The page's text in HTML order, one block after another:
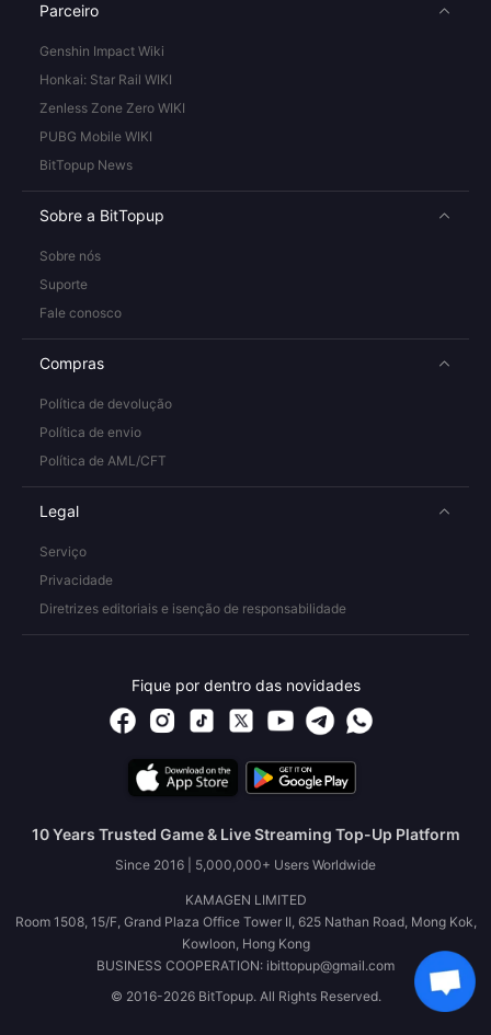
Parceiro
Genshin Impact Wiki
Honkai: Star Rail WIKI
Zenless Zone Zero WIKI
PUBG Mobile WIKI
BitTopup News
Sobre a BitTopup
Sobre nós
Suporte
Fale conosco
Compras
Política de devolução
Política de envio
Política de AML/CFT
Legal
Serviço
Privacidade
Diretrizes editoriais e isenção de responsabilidade
Fique por dentro das novidades
10 Years Trusted Game & Live Streaming Top-Up Platform
Since 2016 | 5,000,000+ Users Worldwide
KAMAGEN LIMITED
Room 1508, 15/F, Grand Plaza Office Tower II, 625 Nathan Road, Mong Kok,
Kowloon, Hong Kong
BUSINESS COOPERATION: ibittopup@gmail.com
© 2016-2026 BitTopup. All Rights Reserved.